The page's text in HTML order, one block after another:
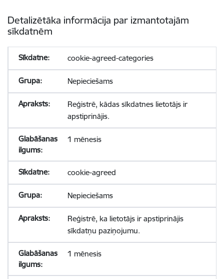
Detalizētāka informācija par izmantotajām
sīkdatnēm
cookie-agreed-categories
Nepieciešams
Reģistrē, kādas sīkdatnes lietotājs ir
apstiprinājis.
1 mēnesis
cookie-agreed
Nepieciešams
Reģistrē, ka lietotājs ir apstiprinājis
sīkdatņu paziņojumu.
1 mēnesis